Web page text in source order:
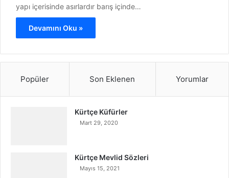
yapı içerisinde asırlardır barış içinde…
Devamını Oku »
Popüler Son Eklenen Yorumlar
Kürtçe Küfürler
Mart 29, 2020
Kürtçe Mevlid Sözleri
Mayıs 15, 2021